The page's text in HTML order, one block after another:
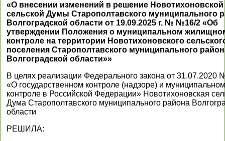
«О внесении изменений в решение Новотихоновской
сельской Думы Старополтавского муниципального
Волгоградской области от 19.09.2025 г. № №16/2 «Об
утверждении Положения о муниципальном
контроле на территории Новотихоновского
поселения Старополтавского муниципального
Волгоградской области»»
В целях реализации Федерального закона от 31.07.2020
«О государственном контроле (надзоре) и муниципальном
контроле в Российской Федерации» Новотихоновская
Дума Старополтавского муниципального района
области
РЕШИЛА: